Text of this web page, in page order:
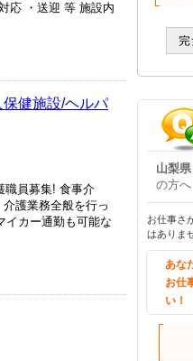
応 ・送迎 等 施設内
保健施設/ヘルパ
職員募集! 食事介
護業務全般を行っ
イカー通勤も可能な
山梨
の方へ
お仕事さ
はありま
あな
お仕
い！